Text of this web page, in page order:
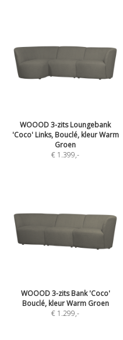
WOOOD 3-zits Loungebank
'Coco' Links, Bouclé, kleur Warm
Groen
€ 1.399,-
WOOOD 3-zits Bank 'Coco'
Bouclé, kleur Warm Groen
€ 1.299,-